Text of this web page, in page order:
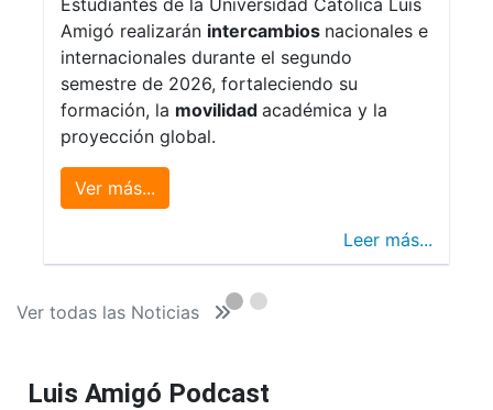
Amigó realizarán intercambios nacionales e
internacionales durante el segundo
semestre de 2026, fortaleciendo su
formación, la movilidad académica y la
proyección global.
Ver más...
Leer más...
Ver todas las Noticias
Luis Amigó Podcast